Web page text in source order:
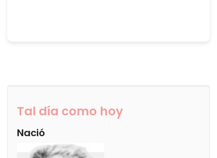
Tal día como hoy
Nació